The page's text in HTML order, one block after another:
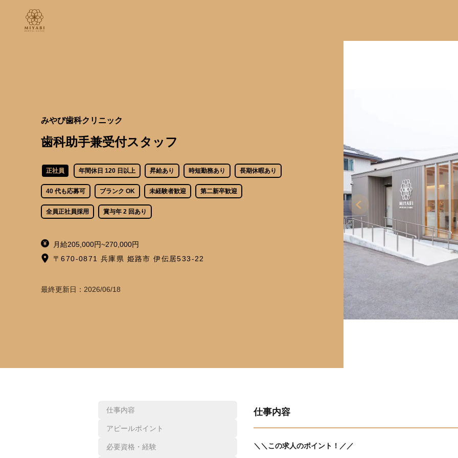
みやび歯科クリニック
歯科助手兼受付スタッフ
正社員 年間休日 120 日以上 昇給あり 時短勤務あり 長期休暇あり
40 代も応募可 ブランク OK 未経験者歓迎 第二新卒歓迎
全員正社員採用 賞与年 2 回あり
月給205,000円~270,000円
〒670-0871 兵庫県 姫路市 伊伝居533-22
最終更新日： 2026/06/18
仕事内容
アピールポイント
必要資格・経験
仕事内容
＼＼この求人のポイント！／／